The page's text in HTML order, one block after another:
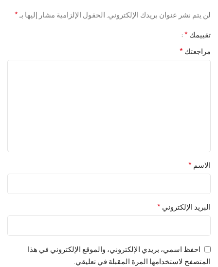
لن يتم نشر عنوان بريدك الإلكتروني.الحقول الإلزامية مشار إليها بـ*
تقييمك*
مراجعتك*
الاسم*
البريد الإلكتروني*
احفظ اسمي، بريدي الإلكتروني، والموقع الإلكتروني في هذا
المتصفح لاستخدامها المرة المقبلة في تعليقي.